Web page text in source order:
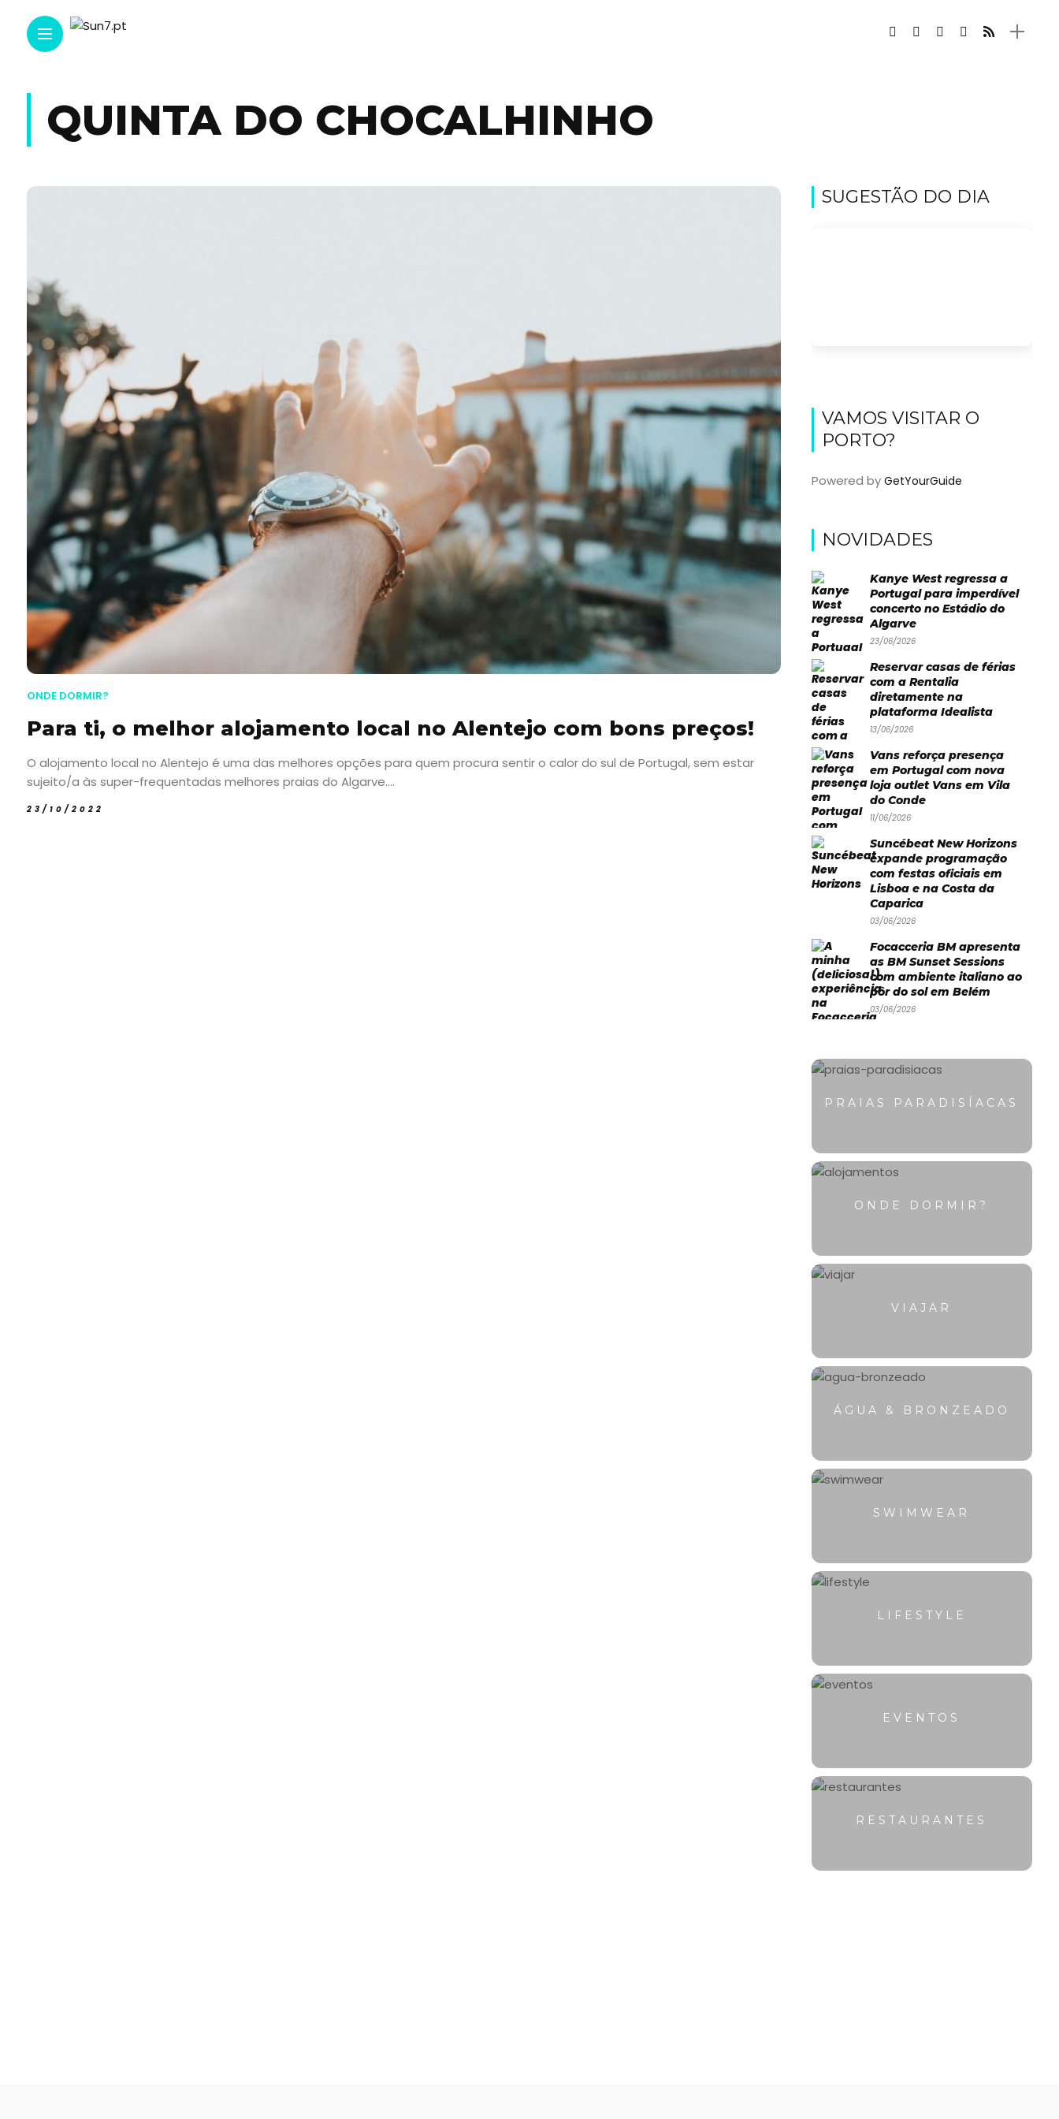
QUINTA DO CHOCALHINHO
ONDE DORMIR?
Para ti, o melhor alojamento local no Alentejo com bons preços!
O alojamento local no Alentejo é uma das melhores opções para quem procura sentir o calor do sul de Portugal, sem estar
sujeito/a às super-frequentadas melhores praias do Algarve....
23/10/2022
SUGESTÃO DO DIA
VAMOS VISITAR O
PORTO?
Powered by GetYourGuide
NOVIDADES
Kanye West regressa a
Portugal para imperdível
concerto no Estádio do
Algarve
23/06/2026
Reservar casas de férias
com a Rentalia
diretamente na
plataforma Idealista
13/06/2026
Vans reforça presença
em Portugal com nova
loja outlet Vans em Vila
do Conde
11/06/2026
Suncébeat New Horizons
expande programação
com festas oficiais em
Lisboa e na Costa da
Caparica
03/06/2026
Focacceria BM apresenta
as BM Sunset Sessions
com ambiente italiano ao
pôr do sol em Belém
03/06/2026
PRAIAS PARADISÍACAS
ONDE DORMIR?
VIAJAR
ÁGUA & BRONZEADO
SWIMWEAR
LIFESTYLE
EVENTOS
RESTAURANTES